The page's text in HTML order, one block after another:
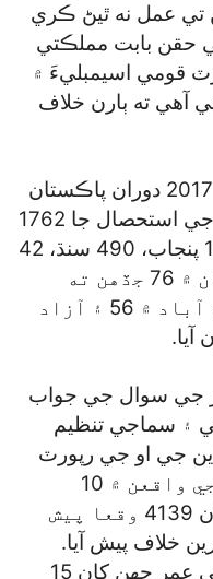
تي عمل نه ٿيڻ ڪري
حقن بابت مملڪتي
قومي اسيمبليءَ ۾
آهي ته ٻارن خلاف
رپورٽ ۾ ٻڌايو ويو آهي ته سال 2017 دوران پاڪستان
۾ جنوريءَ کان جون تائين ٻارن جي استحصال جا 1762
واقعا ظاهر ٿيا، جن ۾ 1089 پنجاب، 490 سنڌ، 42
خيبرپختونخواه ، بلوچستان ۾ 76 جڏهن ته
وفاقي گادي واري هنڌ اسلام آباد ۾ 56 ۽ آزاد
جي سوال جي جواب
۽ سماجي تنظيم
جي او جي رپورٽ
موجب 2016 جي ڀيٽ ۾ تشدد جي واقعن ۾ 10
سيڪڙو واڌ ٿي آهي. 2016 دوران 4139 وقعا پيش
ڇوڪرين خلاف پيش آيا.
جڏهن ته 50 سيڪڙو متاثر ن جي عمر ڇهن کان 15